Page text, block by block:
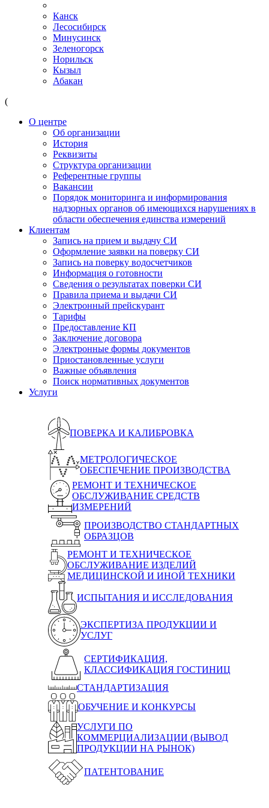
Канск
Лесосибирск
Минусинск
Зеленогорск
Норильск
Кызыл
Абакан
(
О центре
Об организации
История
Реквизиты
Структура организации
Референтные группы
Вакансии
Порядок мониторинга и информирования
надзорных органов об имеющихся нарушениях в
области обеспечения единства измерений
Клиентам
Запись на прием и выдачу СИ
Оформление заявки на поверку СИ
Запись на поверку водосчетчиков
Информация о готовности
Сведения о результатах поверки СИ
Правила приема и выдачи СИ
Электронный прейскурант
Тарифы
Предоставление КП
Заключение договора
Электронные формы документов
Приостановленные услуги
Важные объявления
Поиск нормативных документов
Услуги
ПОВЕРКА И КАЛИБРОВКА
МЕТРОЛОГИЧЕСКОЕ
ОБЕСПЕЧЕНИЕ ПРОИЗВОДСТВА
РЕМОНТ И ТЕХНИЧЕСКОЕ
ОБСЛУЖИВАНИЕ СРЕДСТВ
ИЗМЕРЕНИЙ
ПРОИЗВОДСТВО СТАНДАРТНЫХ
ОБРАЗЦОВ
РЕМОНТ И ТЕХНИЧЕСКОЕ
ОБСЛУЖИВАНИЕ ИЗДЕЛИЙ
МЕДИЦИНСКОЙ И ИНОЙ ТЕХНИКИ
ИСПЫТАНИЯ И ИССЛЕДОВАНИЯ
ЭКСПЕРТИЗА ПРОДУКЦИИ И
УСЛУГ
СЕРТИФИКАЦИЯ,
КЛАССИФИКАЦИЯ ГОСТИНИЦ
СТАНДАРТИЗАЦИЯ
ОБУЧЕНИЕ И КОНКУРСЫ
УСЛУГИ ПО
КОММЕРЦИАЛИЗАЦИИ (ВЫВОД
ПРОДУКЦИИ НА РЫНОК)
ПАТЕНТОВАНИЕ